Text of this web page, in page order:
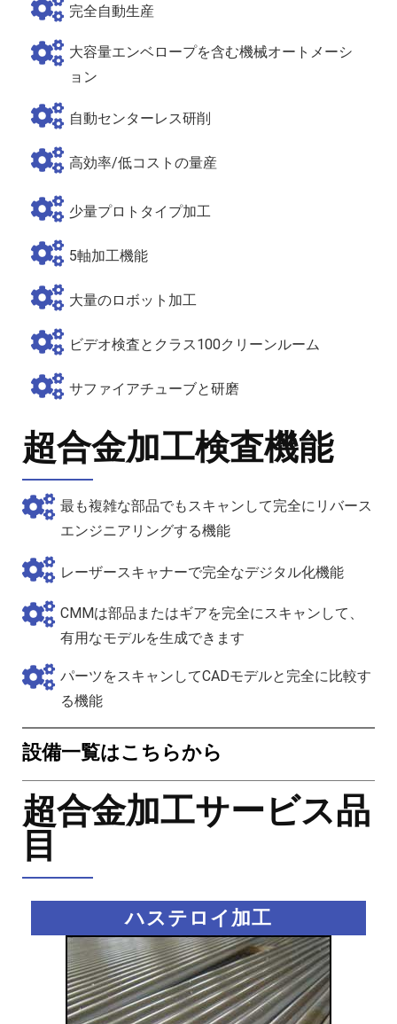
完全自動生産
大容量エンベロープを含む機械オートメーシ
ョン
自動センターレス研削
高効率/低コストの量産
少量プロトタイプ加工
5軸加工機能
大量のロボット加工
ビデオ検査とクラス100クリーンルーム
サファイアチューブと研磨
超合金加工検査機能
最も複雑な部品でもスキャンして完全にリバース
エンジニアリングする機能
レーザースキャナーで完全なデジタル化機能
CMMは部品またはギアを完全にスキャンして、
有用なモデルを生成できます
パーツをスキャンしてCADモデルと完全に比較す
る機能
設備一覧はこちらから
超合金加工サービス品
目
ハステロイ加工